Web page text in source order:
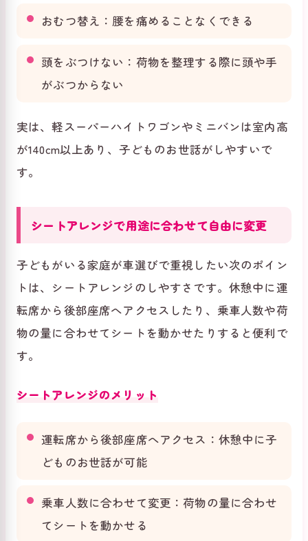
おむつ替え：腰を痛めることなくできる
頭をぶつけない：荷物を整理する際に頭や手
がぶつからない
実は、軽スーパーハイトワゴンやミニバンは室内高
が140cm以上あり、子どものお世話がしやすいで
す。
シートアレンジで用途に合わせて自由に変更
子どもがいる家庭が車選びで重視したい次のポイン
トは、シートアレンジのしやすさです。休憩中に運
転席から後部座席へアクセスしたり、乗車人数や荷
物の量に合わせてシートを動かせたりすると便利で
す。
シートアレンジのメリット
運転席から後部座席へアクセス：休憩中に子
どものお世話が可能
乗車人数に合わせて変更：荷物の量に合わせ
てシートを動かせる